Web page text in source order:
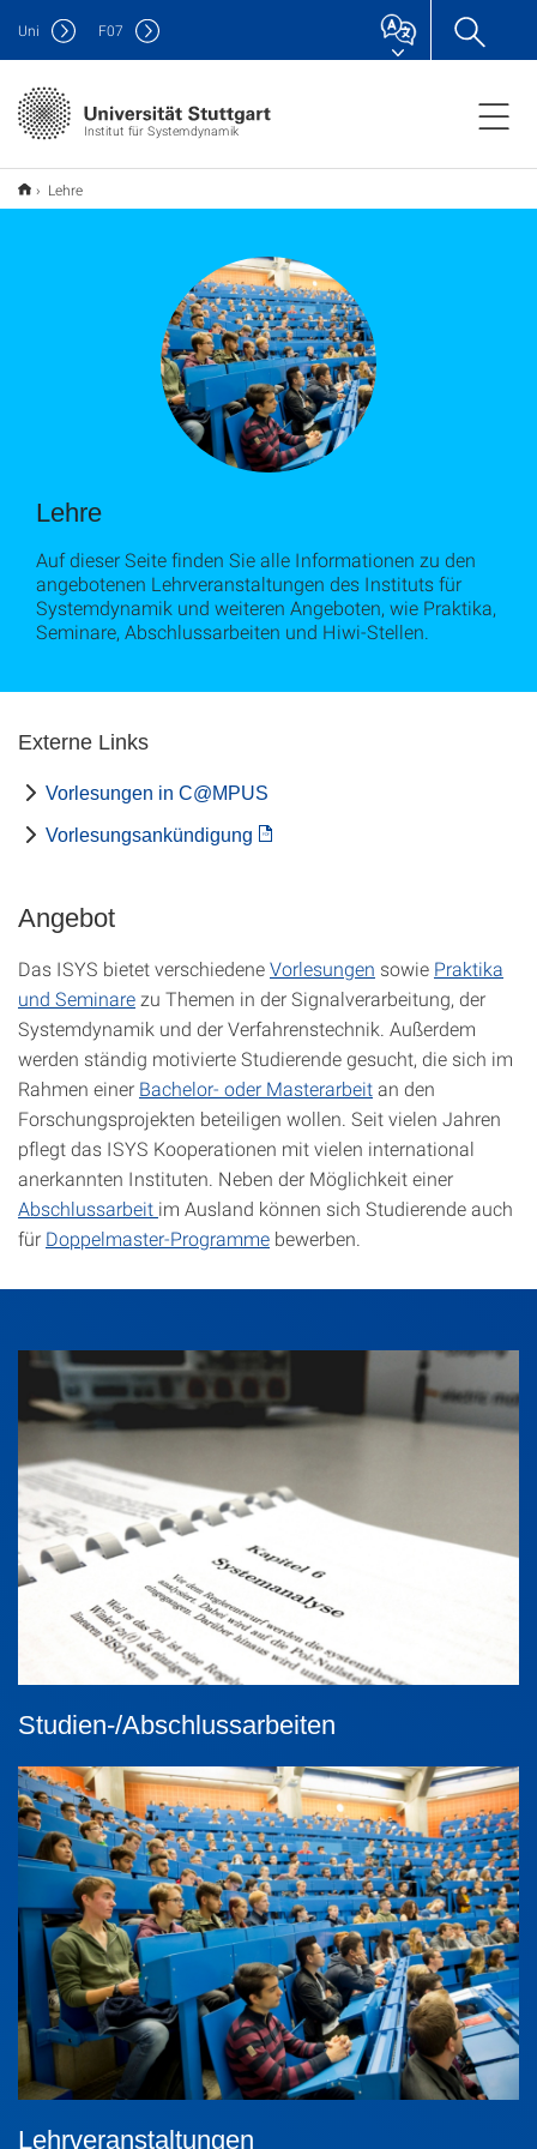
Institut für Systemdynamik
Uni F07
Lehre
Lehre
Auf dieser Seite finden Sie alle Informationen zu den
angebotenen Lehrveranstaltungen des Instituts für
Systemdynamik und weiteren Angeboten, wie Praktika,
Seminare, Abschlussarbeiten und Hiwi-Stellen.
Externe Links
Vorlesungen in C@MPUS
Vorlesungsankündigung
Angebot
Das ISYS bietet verschiedeneVorlesungen sowie Praktika
und Seminare zu Themen in der Signalverarbeitung, der
Systemdynamik und der Verfahrenstechnik. Außerdem
werden ständig motivierte Studierende gesucht, die sich im
Rahmen einer Bachelor- oder Masterarbeitan den
Forschungsprojekten beteiligen wollen. Seit vielen Jahren
pflegt das ISYS Kooperationen mit vielen international
anerkannten Instituten. Neben der Möglichkeit einer
Abschlussarbeit im Ausland können sich Studierende auch
für Doppelmaster-Programme bewerben.
Studien-/Abschlussarbeiten
Lehrveranstaltungen